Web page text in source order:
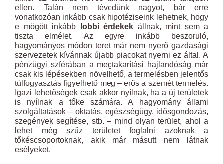
ellen. Talán nem tévedünk nagyot, bár erre
vonatkozóan inkább csak hipotéziseink lehetnek, hogy
e mögött inkább
lobbi érdekek állnak, mint sem a
tiszta elmélet. Az egyre inkább beszoruló,
hagyományos módon teret már nem nyerő gazdasági
szervezetek kívánnak újabb piacokat nyerni ez által. A
pénzügyi szférában a megtakarítási hajlandóság már
csak kis lépésekben növelhető, a termelésben jelentős
túlfogyasztás figyelhető meg – erős a szemét termelés.
Igazi lehetőségek csak akkor nyílnak, ha a új területek
is nyílnak a tőke számára. A hagyomány állami
szolgáltatások – oktatás, egészségügy, idősgondozás,
szegények segítése, stb. – mind olyan terület, ahol a
lehet még szűz területet foglalni azoknak a
tőkéscsoportoknak, akik már másutt nem látnak
esélyeket.